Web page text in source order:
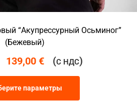
“Акупрессурный Осьминог”
(Бежевый)
139,00 € (С НДС)
параметры